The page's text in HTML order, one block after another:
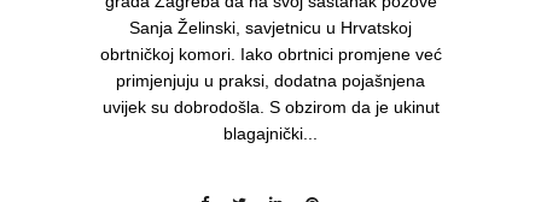
Sanja Želinski, savjetnicu u Hrvatskoj
obrtničkoj komori. Iako obrtnici promjene već
primjenjuju u praksi, dodatna pojašnjena
uvijek su dobrodošla. S obzirom da je ukinut
blagajnički...